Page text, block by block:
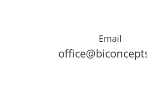
Email